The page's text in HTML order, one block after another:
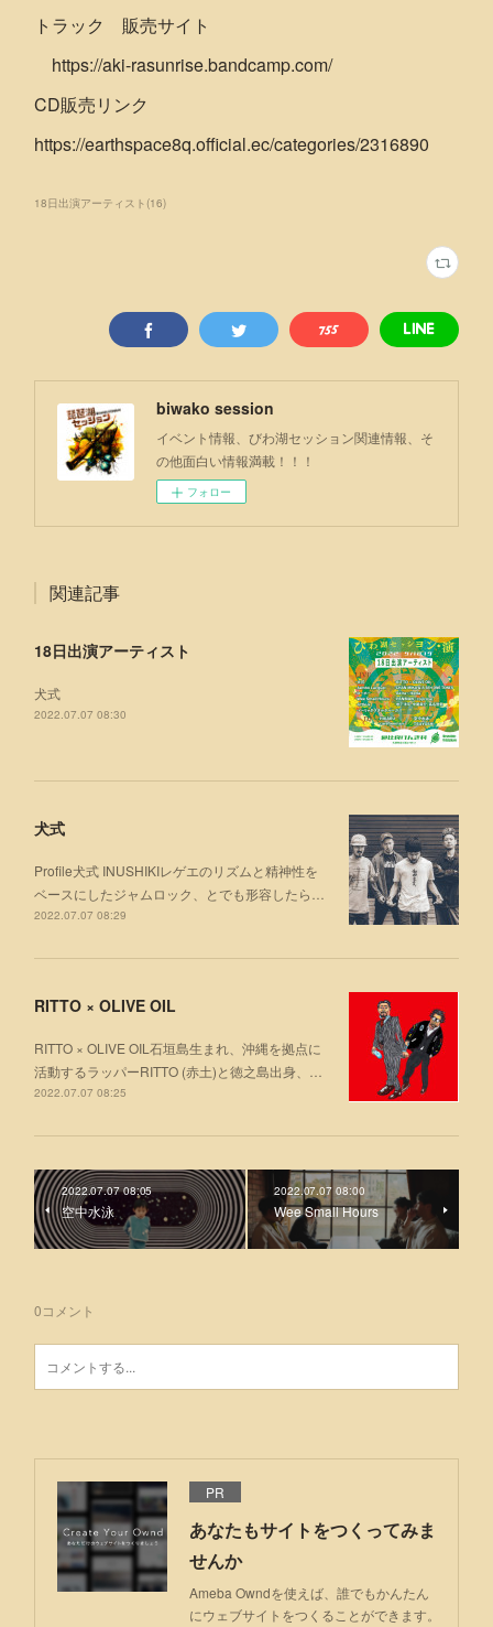
トラック 販売サイト
https://aki-rasunrise.bandcamp.com/
CD販売リンク
https://earthspace8q.official.ec/categories/2316890
18日出演アーティスト (16)
biwako session
イベント情報、びわ湖セッション関連情報、そ
の他面白い情報満載！！！
フォロー
関連記事
18日出演アーティスト
犬式
2022.07.07 08:30
犬式
Profile犬式 INUSHIKIレゲエのリズムと精神性を
ベースにしたジャムロック、とでも形容したら…
2022.07.07 08:29
RITTO × OLIVE OIL
RITTO × OLIVE OIL石垣島生まれ、沖縄を拠点に
活動するラッパーRITTO (赤土)と徳之島出身、…
2022.07.07 08:25
2022.07.07 08:05
空中⽔泳
2022.07.07 08:00
Wee Small Hours
0コメント
PR
あなたもサイトをつくってみま
せんか
Ameba Owndを使えば、誰でもかんたん
にウェブサイトをつくることができます。